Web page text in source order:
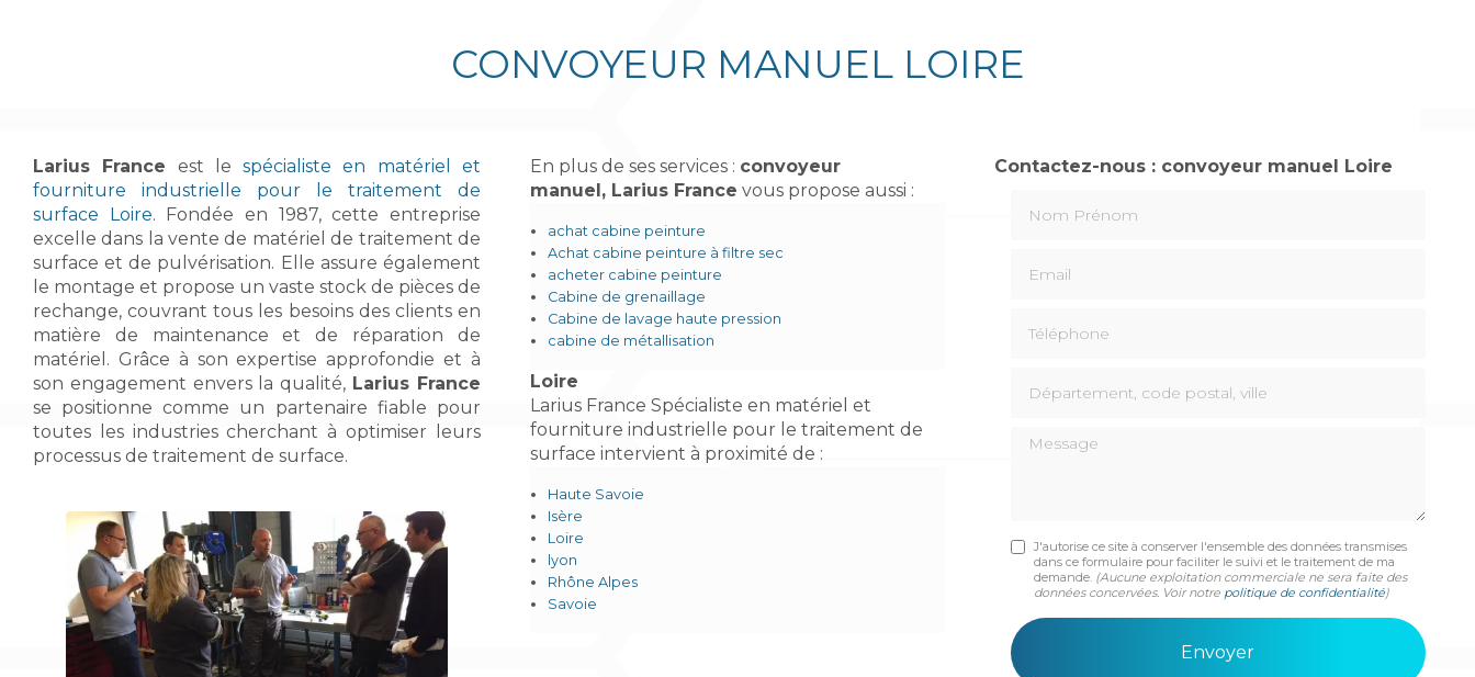
CONVOYEUR MANUEL LOIRE
Larius France est lespécialiste en matériel et
fourniture industrielle pour le traitement de
surface Loire. Fondée en 1987, cette entreprise
excelle dans la vente de matériel de traitement de
surface et de pulvérisation. Elle assure également
le montage et propose un vaste stock de pièces de
rechange, couvrant tous les besoins des clients en
matière de maintenance et de réparation de
matériel. Grâce à son expertise approfondie et à
son engagement envers la qualité, Larius France
se positionne comme un partenaire fiable pour
toutes les industries cherchant à optimiser leurs
processus de traitement de surface.
En plus de ses services : convoyeur
manuel, Larius France vous propose aussi :
achat cabine peinture
Achat cabine peinture à filtre sec
acheter cabine peinture
Cabine de grenaillage
Cabine de lavage haute pression
cabine de métallisation
Loire
Larius France Spécialiste en matériel et
fourniture industrielle pour le traitement de
surface intervient à proximité de :
Haute Savoie
Isère
Loire
lyon
Rhône Alpes
Savoie
Contactez-nous : convoyeur manuel Loire
Message
J'autorise ce site à conserver l'ensemble des données transmises
dans ce formulaire pour faciliter le suivi et le traitement de ma
demande. (Aucune exploitation commerciale ne sera faite des
données concervées. Voir notre politique de confidentialité)